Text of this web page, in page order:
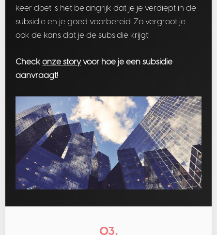
keer doet is het belangrijk dat je je verdiept in de
subsidie en je goed voorbereid. Zo vergroot je
ook de kans dat je de subsidie krijgt!
Checkonze storyvoor hoe je een subsidie
aanvraagt!
03.